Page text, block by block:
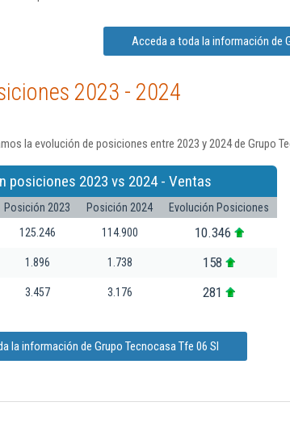
Acceda a toda la información de
2023 - 2024
la evolución de posiciones entre 2023 y 2024 de Grupo
posiciones 2023 vs 2024 - Ventas
Posición 2023 Posición 2024
Evolución Posiciones
125.246 114.900 10.346
1.896 1.738 158
3.457 3.176 281
la información de Grupo Tecnocasa Tfe 06 Sl